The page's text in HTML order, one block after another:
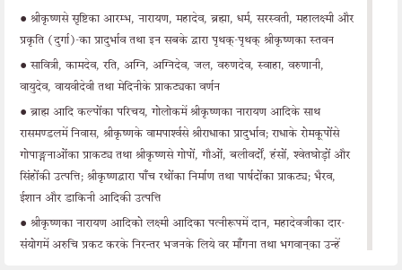
• श्रीकृष्णसे सृष्टिका आरम्भ, नारायण, महादेव, ब्रह्मा, धर्म, सरस्वती, महालक्ष्मी और
प्रकृति (दुर्गा)-का प्रादुर्भाव तथा इन सबके द्वारा पृथक्-पृथक् श्रीकृष्णका स्तवन
•सावित्री, कामदेव, रति, अग्नि, अग्निदेव, जल, वरुणदेव, स्वाहा, वरुणानी,
वायुदेव, वायवीदेवी तथा मेदिनीके प्राकटॺका वर्णन
•ब्राह्म आदि कल्पोंका परिचय, गोलोकमें श्रीकृष्णका नारायण आदिके साथ
रासमण्डलमें निवास, श्रीकृष्णके वामपार्श्वसे श्रीराधाका प्रादुर्भाव; राधाके रोमकूपोंसे
गोपाङ्गनाओंका प्राकटॺ तथा श्रीकृष्णसे गोपों, गौओं, बलीवर्दों, हंसों, श्वेतघोड़ों और
सिंहोंकी उत्पत्ति; श्रीकृष्णद्वारा पाँच रथोंका निर्माण तथा पार्षदोंका प्राकटॺ; भैरव,
ईशान और डाकिनी आदिकी उत्पत्ति
• श्रीकृष्णका नारायण आदिको लक्ष्मी आदिका पत्नीरूपमें दान, महादेवजीका दार-
संयोगमें अरुचि प्रकट करके निरन्तर भजनके लिये वर माँगना तथा भगवान‍्का उन्हें